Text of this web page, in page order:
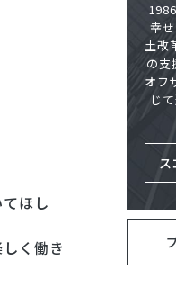
ほし
く働き
幸
土改
の支
オフ
じ
ス